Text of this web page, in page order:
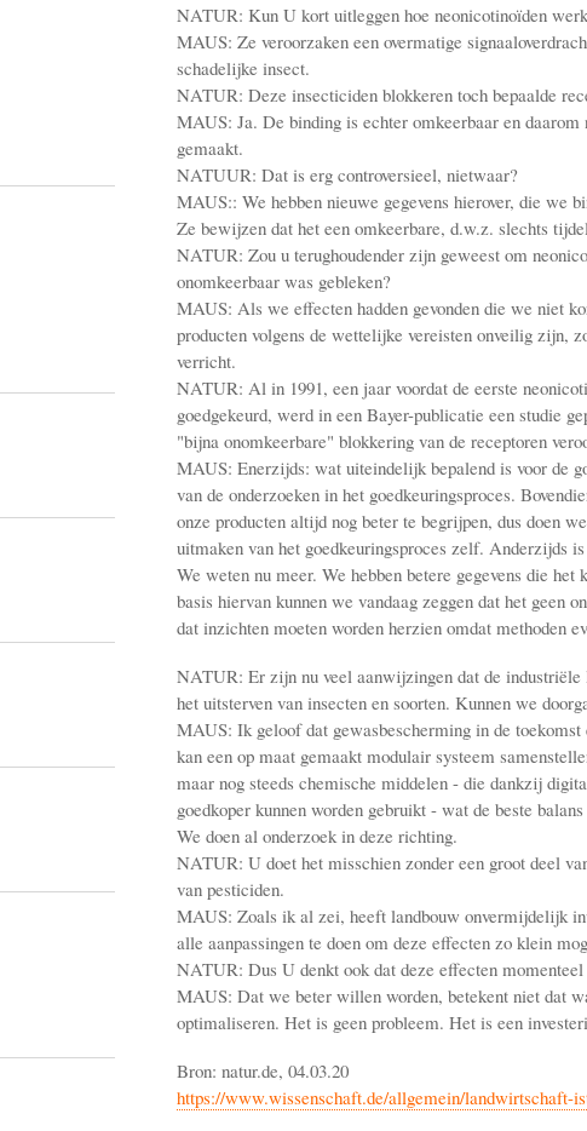
NATUR: Kun U kort uitleggen hoe neonicotinoïden
MAUS: Ze veroorzaken een overmatige
schadelijke insect.
NATUR: Deze insecticiden blokkeren toch bepaalde
MAUS: Ja. De binding is echter omkeerbaar en
gemaakt.
NATUUR: Dat is erg controversieel, nietwaar?
MAUS:: We hebben nieuwe gegevens hierover, die we
Ze bewijzen dat het een omkeerbare, d.w.z. slechts
NATUR: Zou u terughoudender zijn geweest om
onomkeerbaar was gebleken?
MAUS: Als we effecten hadden gevonden die we niet
producten volgens de wettelijke vereisten onveilig zijn,
verricht.
NATUR: Al in 1991, een jaar voordat de eerste
goedgekeurd, werd in een Bayer-publicatie een studie
"bijna onomkeerbare" blokkering van de receptoren
MAUS: Enerzijds: wat uiteindelijk bepalend is voor de
van de onderzoeken in het goedkeuringsproces.
onze producten altijd nog beter te begrijpen, dus doen
uitmaken van het goedkeuringsproces zelf. Anderzijds
We weten nu meer. We hebben betere gegevens die het
basis hiervan kunnen we vandaag zeggen dat het geen
dat inzichten moeten worden herzien omdat methoden
NATUR: Er zijn nu veel aanwijzingen dat de
het uitsterven van insecten en soorten. Kunnen we
MAUS: Ik geloof dat gewasbescherming in de
kan een op maat gemaakt modulair systeem
maar nog steeds chemische middelen - die dankzij
goedkoper kunnen worden gebruikt - wat de beste
We doen al onderzoek in deze richting.
NATUR: U doet het misschien zonder een groot deel
van pesticiden.
MAUS: Zoals ik al zei, heeft landbouw onvermijdelijk
alle aanpassingen te doen om deze effecten zo klein
NATUR: Dus U denkt ook dat deze effecten
MAUS: Dat we beter willen worden, betekent niet dat
optimaliseren. Het is geen probleem. Het is een
Bron: natur.de, 04.03.20
https://www.wissenschaft.de/allgemein/landwirtschaft-